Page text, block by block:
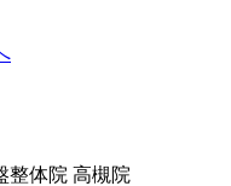
整体院 高槻院